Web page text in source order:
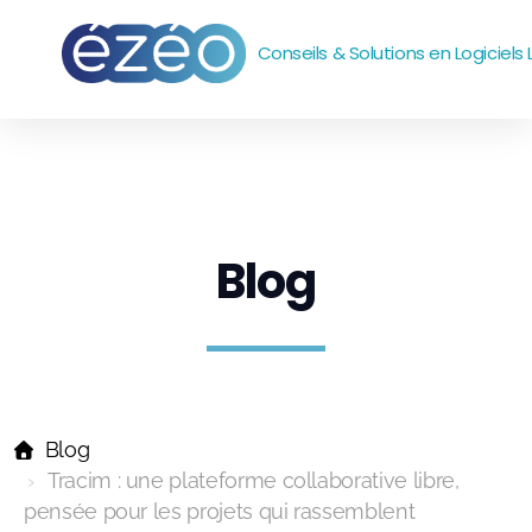
Conseils & Solutions en Logiciels
Blog
Blog
Tracim : une plateforme collaborative libre,
pensée pour les projets qui rassemblent